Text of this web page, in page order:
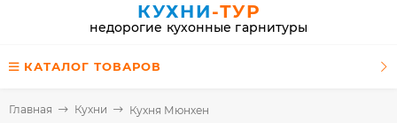
КУХНИ-ТУР
недорогие кухонные гарнитуры
КАТАЛОГ ТОВАРОВ
Главная Кухни Кухня Мюнхен